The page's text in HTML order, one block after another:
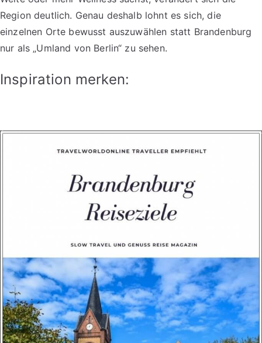
Region deutlich. Genau deshalb lohnt es sich, die
einzelnen Orte bewusst auszuwählen statt Brandenburg
nur als „Umland von Berlin“ zu sehen.
Inspiration merken: